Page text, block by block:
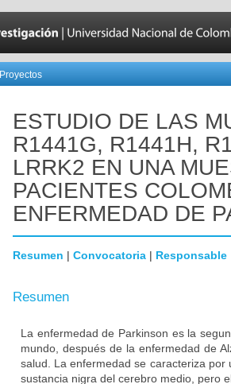
Proyectos
ESTUDIO DE LAS
R1441G, R1441H,
LRRK2 EN UNA
PACIENTES
ENFERMEDAD DE
Resumen | Convocatoria | Responsable
Resumen
La enfermedad de Parkinson es la
mundo, después de la enfermedad de
salud. La enfermedad se caracteriza
sustancia nigra del cerebro medio, pero